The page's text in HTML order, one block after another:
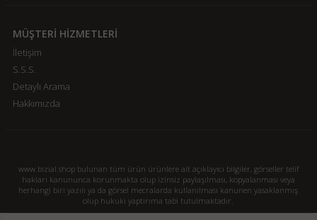
MÜŞTERİ HİZMETLERİ
İletişim
S.S.S.
Detaylı Arama
Hakkımızda
www.bizial.shop bulunan tüm ürün ürünlere ait açıklayıcı bilgiler, görseller telif
hakları kanununca korunmakta olup izinsiz paylaşılması, kopyalanması veya
herhangi biri yazılı ya da görsel mecralarda kullanılması kanunen yasaklanmış
olup hukuki yaptırıma tabi tutulmaktadır.